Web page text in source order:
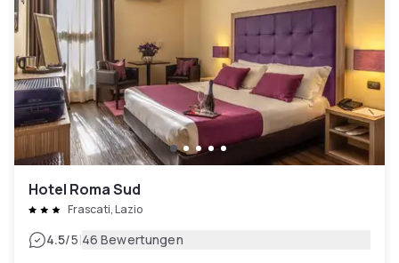
Hotel Roma Sud
Frascati, Lazio
4.5/5|46 Bewertungen